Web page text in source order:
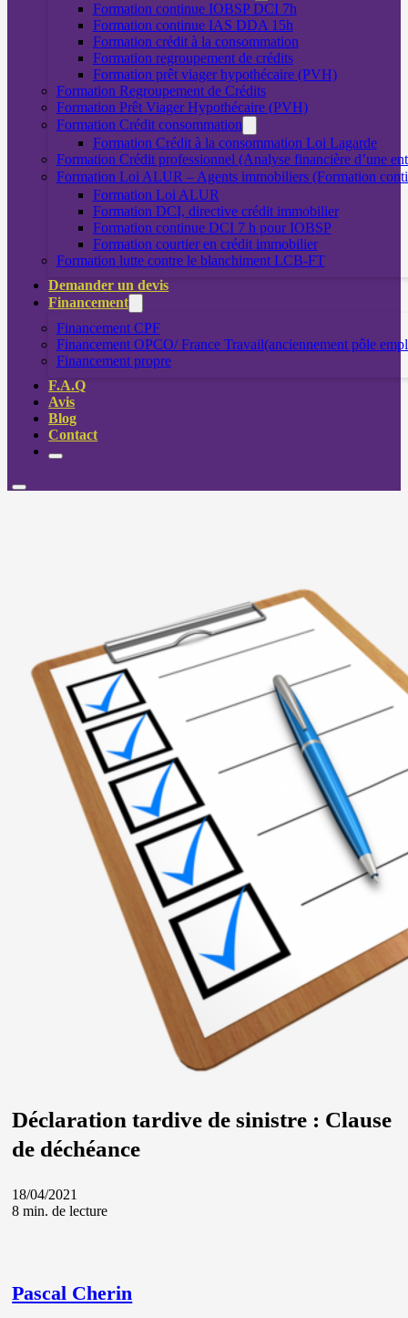
Formation continue IOBSP DCI 7h
Formation continue IAS DDA 15h
Formation crédit à la consommation
Formation regroupement de crédits
Formation prêt viager hypothécaire (PVH)
Formation Regroupement de Crédits
Formation Prêt Viager Hypothécaire (PVH)
Formation Crédit consommation
Formation Crédit à la consommation Loi Lagarde
Formation Crédit professionnel (Analyse financière d’une
Formation Loi ALUR – Agents immobiliers (Formation
Formation Loi ALUR
Formation DCI, directive crédit immobilier
Formation continue DCI 7 h pour IOBSP
Formation courtier en crédit immobilier
Formation lutte contre le blanchiment LCB-FT
Demander un devis
Financement
Financement CPF
Financement OPCO/ France Travail(anciennement pôle
Financement propre
F.A.Q
Avis
Blog
Contact
Déclaration tardive de sinistre : Clause
de déchéance
18/04/2021
8 min. de lecture
Pascal Cherin